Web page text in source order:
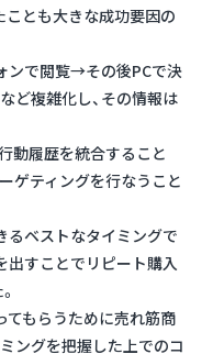
とも大きな成功要因の
ンで閲覧→その後PCで決
ど複雑化し、その情報は
動履歴を統合すること
ゲティングを行なうこと
るベストなタイミングで
出すことでリピート購入
てもらうために売れ筋商
ングを把握した上でのコ